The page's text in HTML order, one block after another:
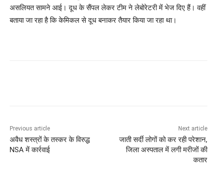
असलियत सामने आई। दूध के सैंपल लेकर टीम ने लेबोरेटरी में भेज दिए हैं। वहीं
बताया जा रहा है कि केमिकल से दूध बनाकर तैयार किया जा रहा था।
Previous article
अवैध शस्त्रों के तस्कर के विरुद्ध
NSA में कार्रवाई
Next article
जाती सर्दी लोगों को कर रही परेशान,
जिला अस्पताल में लगी मरीजों की
कतार